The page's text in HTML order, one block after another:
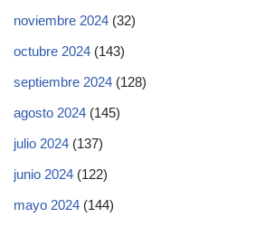
noviembre 2024 (32)
octubre 2024 (143)
septiembre 2024 (128)
agosto 2024 (145)
julio 2024 (137)
junio 2024 (122)
mayo 2024 (144)